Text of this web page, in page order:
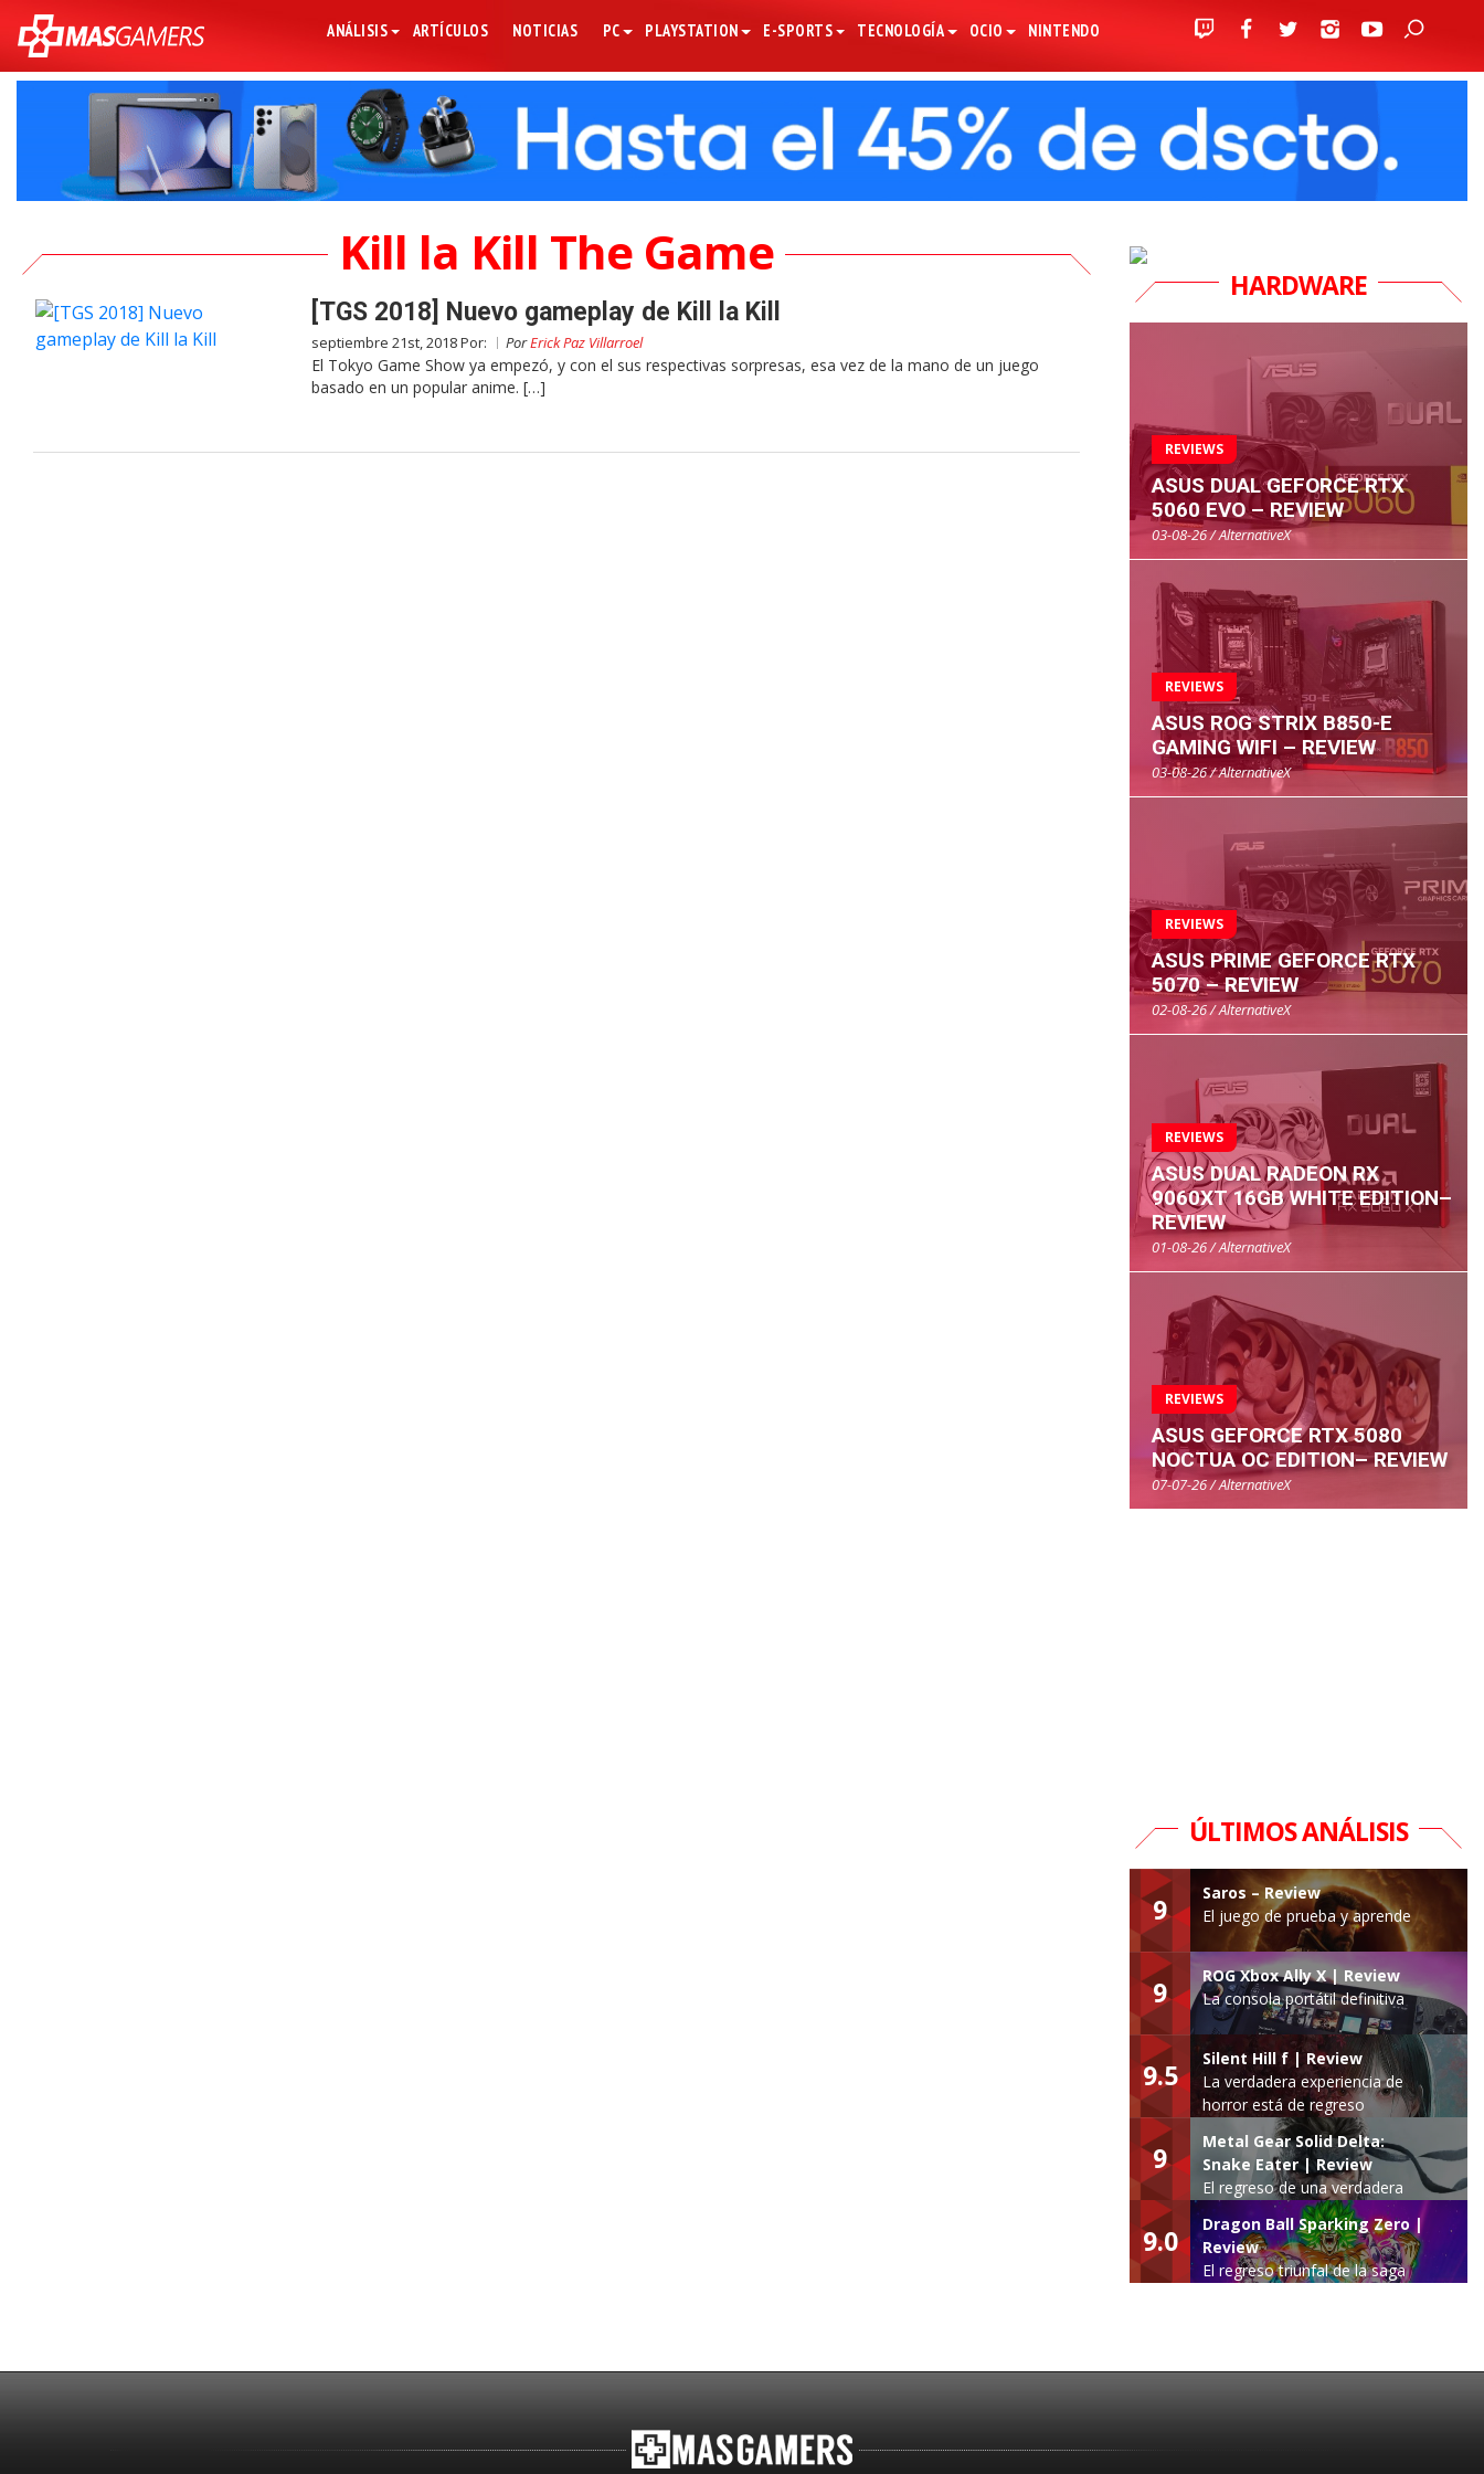
ANÁLISIS ARTÍCULOS NOTICIAS PC PLAYSTATION E-SPORTS TECNOLOGÍA OCIO NINTENDO
Kill la Kill The Game
[TGS 2018] Nuevo gameplay de Kill la Kill
septiembre 21st, 2018 Por: PorErick Paz Villarroel
El Tokyo Game Show ya empezó, y con el sus respectivas sorpresas, esa vez de la mano de un juego
basado en un popular anime. […]
HARDWARE
REVIEWS
ASUS DUAL GEFORCE RTX
5060 EVO – REVIEW
03-08-26 / AlternativeX
REVIEWS
ASUS ROG STRIX B850-E
GAMING WIFI – REVIEW
03-08-26 / AlternativeX
REVIEWS
ASUS PRIME GEFORCE RTX
5070 – REVIEW
02-08-26 / AlternativeX
REVIEWS
ASUS DUAL RADEON RX
9060XT 16GB WHITE EDITION–
REVIEW
01-08-26 / AlternativeX
REVIEWS
ASUS GEFORCE RTX 5080
NOCTUA OC EDITION– REVIEW
07-07-26 / AlternativeX
ÚLTIMOS ANÁLISIS
9
Saros – Review
El juego de prueba y aprende
9
ROG Xbox Ally X | Review
La consola portátil definitiva
9.5
Silent Hill f | Review
La verdadera experiencia de
horror está de regreso
9
Metal Gear Solid Delta:
Snake Eater | Review
El regreso de una verdadera
leyenda
9.0
Dragon Ball Sparking Zero |
Review
El regreso triunfal de la saga